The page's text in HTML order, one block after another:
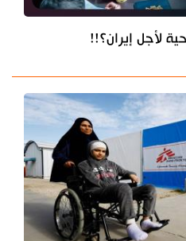
لأجل إيران؟!!